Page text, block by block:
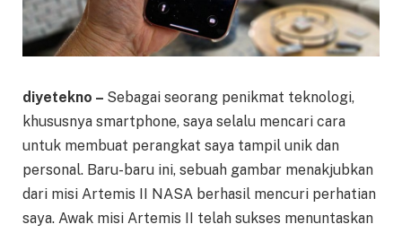
diyetekno – Sebagai seorang penikmat teknologi,
khususnya smartphone, saya selalu mencari cara
untuk membuat perangkat saya tampil unik dan
personal. Baru-baru ini, sebuah gambar menakjubkan
dari misi Artemis II NASA berhasil mencuri perhatian
saya. Awak misi Artemis II telah sukses menuntaskan